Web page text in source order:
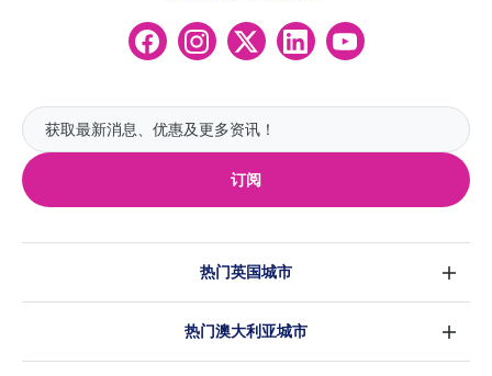
订阅
热门英国城市
伦敦
热门澳大利亚城市